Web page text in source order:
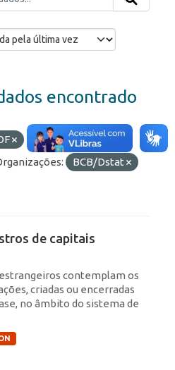
encontrado
Formatos:
HTML
BCB/Dstat
de capitais
contemplam os
criadas ou encerradas
no âmbito do sistema de